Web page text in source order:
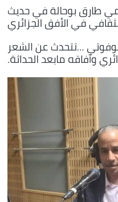
طارق بوحالة في حديث
في الأفق الجزائري
...تتحدث عن الشعر
وآفاقه مابعد الحداثة.